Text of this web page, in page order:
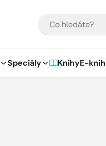
Speciály KnihyE-